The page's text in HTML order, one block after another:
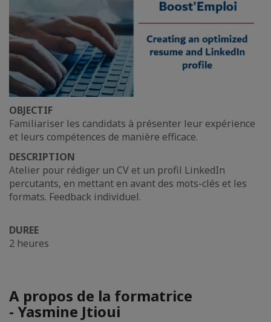
OBJECTIF
Familiariser les candidats à présenter leur expérience
et leurs compétences de manière efficace.
DESCRIPTION
Atelier pour rédiger un CV et un profil LinkedIn
percutants, en mettant en avant des mots-clés et les
formats. Feedback individuel.
DUREE
2 heures
A propos de la formatrice
- Yasmine Jtioui